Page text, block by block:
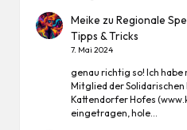
Meike zuRegionale
Tipps & Tricks
7. Mai 2024
genau richtig so! Ich habe
Mitglied der
Kattendorfer Hofes
eingetragen, hole…